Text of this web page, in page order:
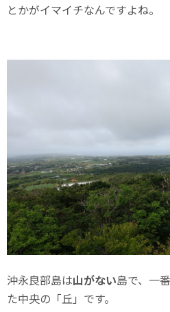
とかがイマイチなんですよね。
沖永良部島は山がない島で、一
た中央の「丘」です。